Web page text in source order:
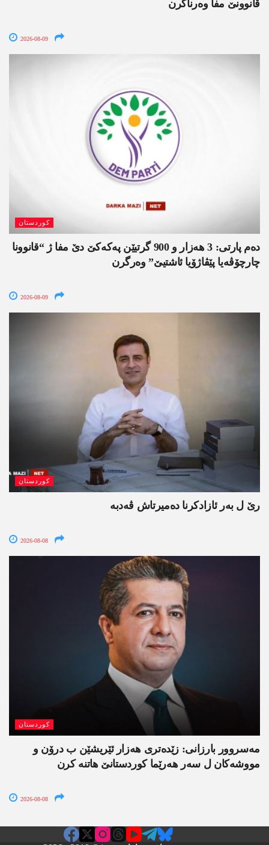
قانوونێ مفا وەرناگرن
2026-08-09
کوردستان
دەم پارتی: 3 ھەزار و 900 گرتیێن پەکەکێ دێ مفا ژ “قانوونا
چارچۆڤەیا پێڤاژۆیا ئاشتیێ” وەرگرن
2026-08-09
کوردستان
رێ ل بەر ئازادکرنا دەمیرتاش ڤەدبە
2026-08-08
کوردستان
مەسروور بارزانی: زێدەتری ھەزار ئێریشێن ب درۆن و
مووشەکان ل سەر ھەرێما کوردستانێ ھاتنە کرن
2026-08-08